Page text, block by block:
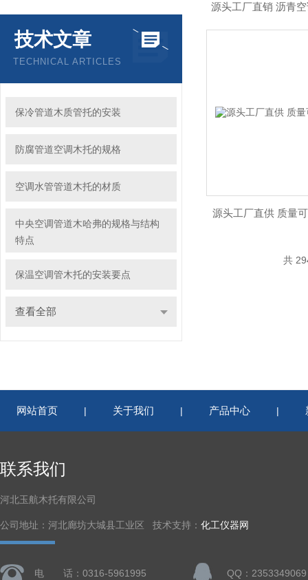
技术文章
TECHNICAL ARTICLES
保冷管道木质管托的安装
防腐管道空调木托的规格
空调水管管道木托的材质
中央空调管道木哈弗的规格与结构
特点
保温空调管木托的安装要点
查看全部
源头工厂直销 沥青
源头工厂直供 质量
共
网站首页 | 关于我们 | 产品中心 |
联系我们
河北玉航木托有限公司
公司地址：河北廊坊大城县工业区 技术支持： 化工仪器网
电 话：0316-5961995 QQ：2353349069